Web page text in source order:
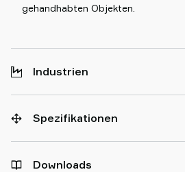
gehandhabten Objekten.
Industrien
Spezifikationen
Downloads